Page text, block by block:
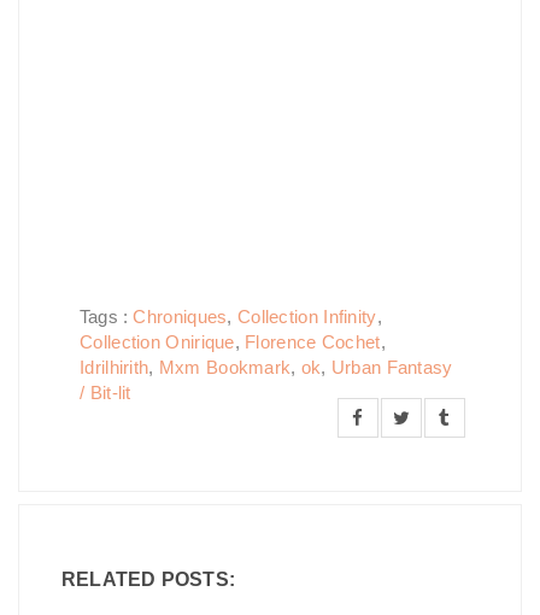
Tags :Chroniques, Collection Infinity,
Collection Onirique, Florence Cochet,
Idrilhirith, Mxm Bookmark, ok, Urban Fantasy
/ Bit-lit
RELATED POSTS: